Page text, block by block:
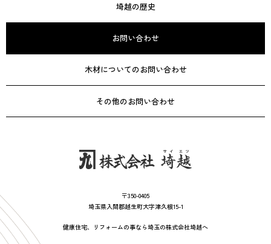
埼越の歴史
お問い合わせ
木材についてのお問い合わせ
その他のお問い合わせ
〒350-0405
埼玉県入間郡越生町大字津久根15-1
健康住宅、リフォームの事なら埼玉の株式会社埼越へ